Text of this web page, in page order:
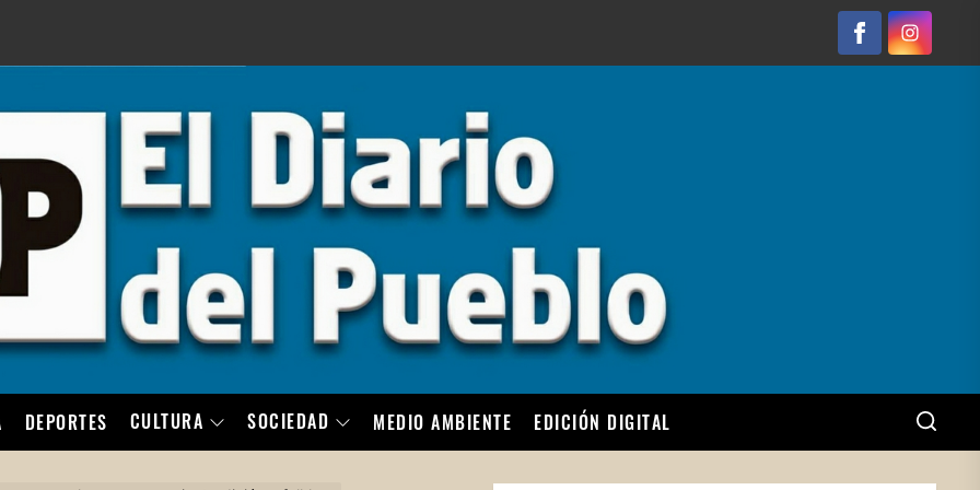
FacebookInstagram
DEPORTES CULTURA SOCIEDAD MEDIO AMBIENTE EDICIÓN DIGITAL